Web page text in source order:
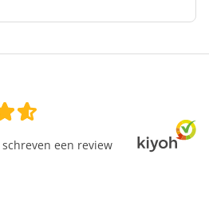
schreven een review